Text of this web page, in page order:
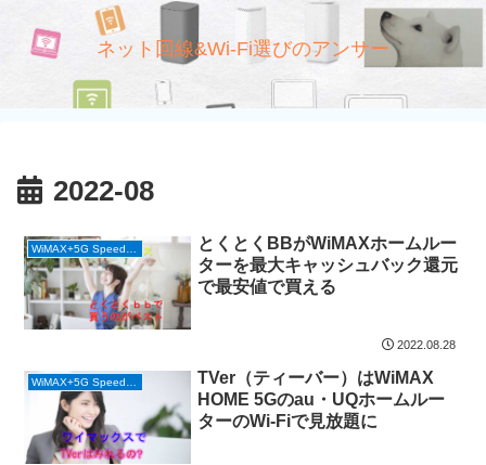
ネット回線&Wi-Fi選びのアンサー
2022-08
とくとくBBがWiMAXホームルー
ターを最大キャッシュバック還元
で最安値で買える
2022.08.28
WiMAX+5G Speed Wi-Fi HOME 5G (ホームルーター)
TVer（ティーバー）はWiMAX
HOME 5Gのau・UQホームルー
ターのWi-Fiで見放題に